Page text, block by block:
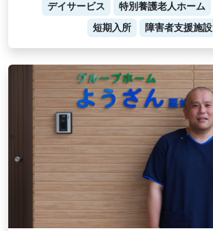
デイサービス 特別養護老人ホーム
短期入所
障害者支援施設